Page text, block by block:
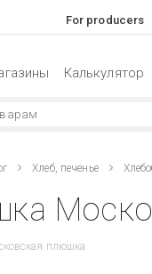
For producers
Калькулятор
Хлеб, печенье
плюшка